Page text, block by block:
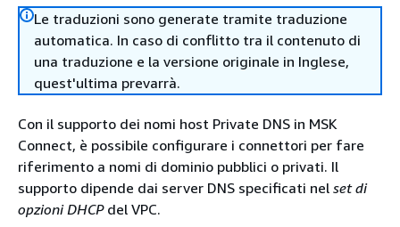
Le traduzioni sono generate tramite traduzione
automatica. In caso di conflitto tra il contenuto di
una traduzione e la versione originale in Inglese,
quest'ultima prevarrà.
Con il supporto dei nomi host Private DNS in MSK
Connect, è possibile configurare i connettori per fare
riferimento a nomi di dominio pubblici o privati. Il
supporto dipende dai server DNS specificati nel set di
opzioni DHCPdel VPC.